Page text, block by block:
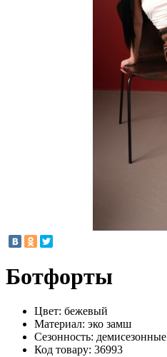
Ботфорты
Цвет: бежевый
Материал: эко замш
Сезонность: демисезонные
Код товару: 36993